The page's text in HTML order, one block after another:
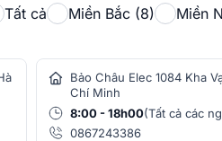
Tất cả Miền Bắc (8) Miền
Bảo Châu Elec 1084 Kha
Chí Minh
8:00 - 18h00(Tất cả các
0867243386